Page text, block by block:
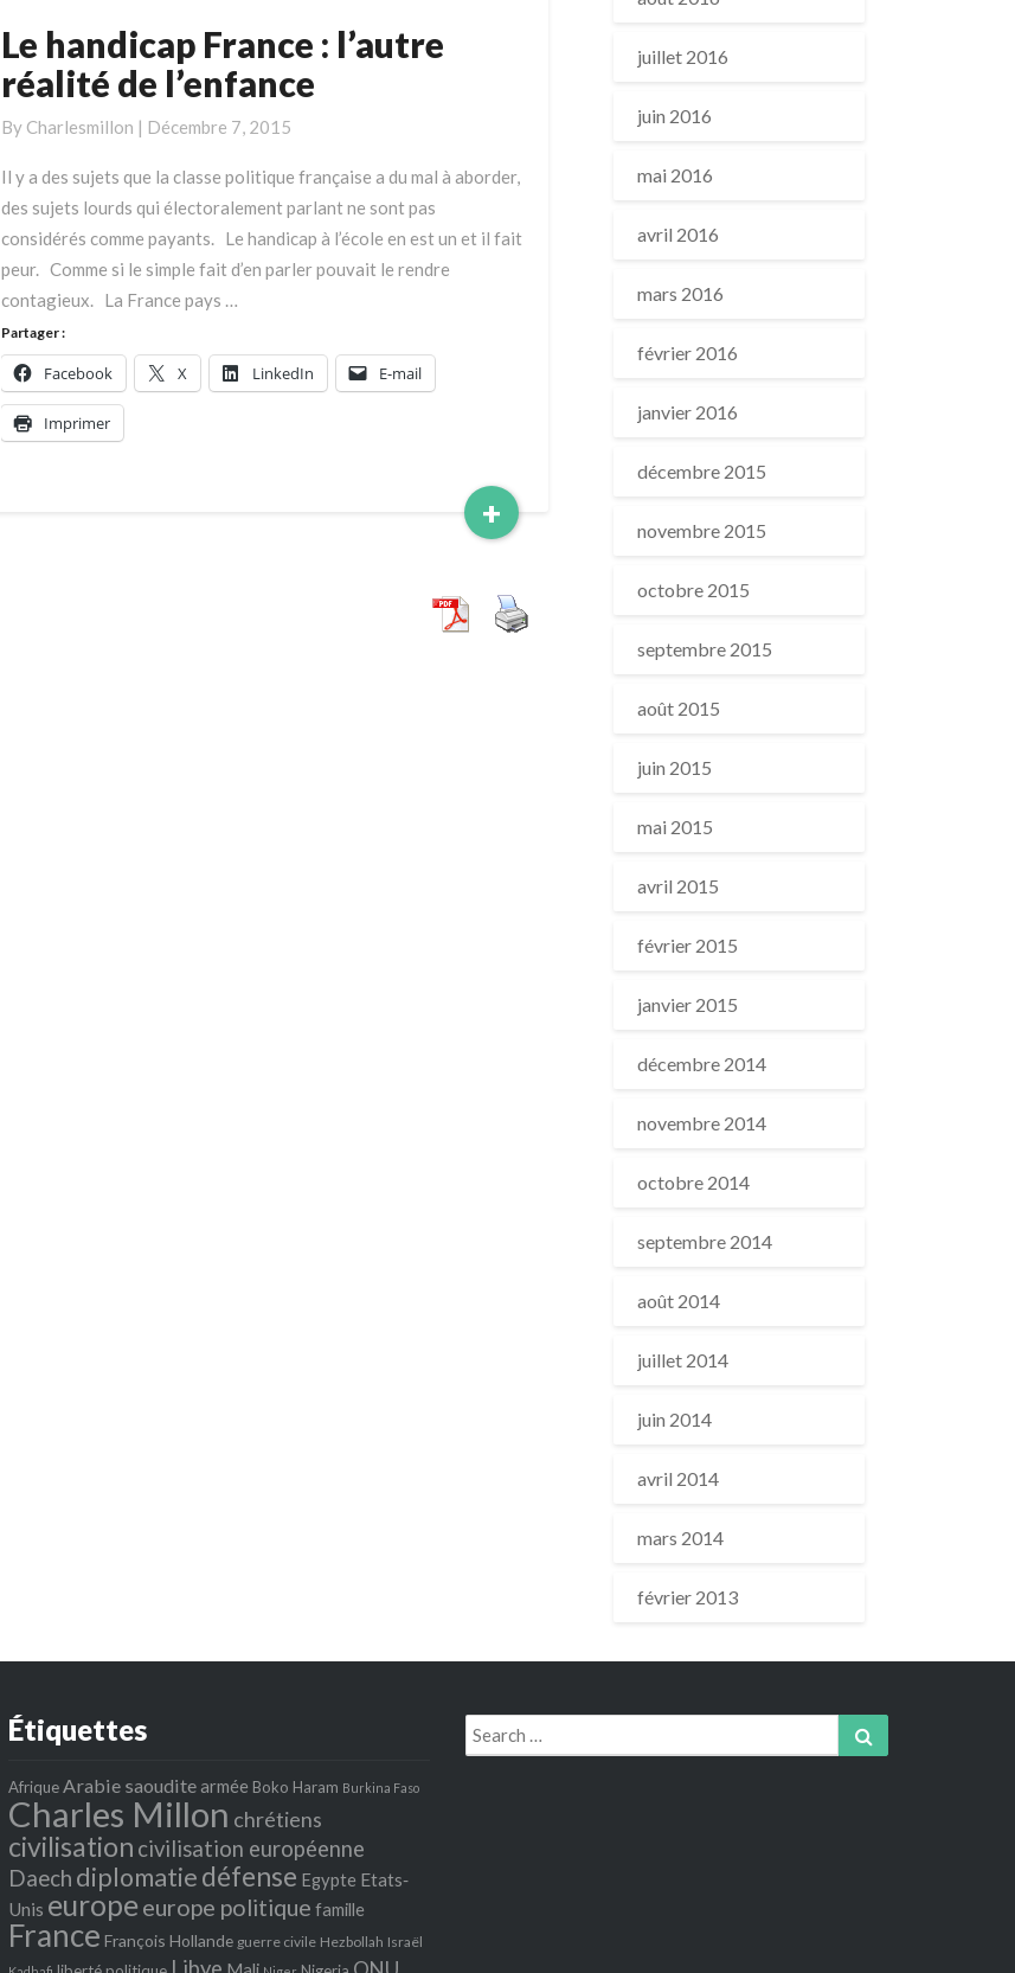
Le
handicap
France
:
réalité
de
l’enfance
Le handicap France : l’autre
réalité de l’enfance
By Charlesmillon | Décembre 7, 2015
Il y a des sujets que la classe politique française a du mal à aborder,
des sujets lourds qui électoralement parlant ne sont pas
considérés comme payants. Le handicap à l’école en est un et il fait
peur. Comme si le simple fait d’en parler pouvait le rendre
contagieux. La France pays …
+Read
More
Partager :
Facebook X LinkedIn E-mail
Imprimer
juillet 2016
juin 2016
mai 2016
avril 2016
mars 2016
février 2016
janvier 2016
décembre 2015
novembre 2015
octobre 2015
septembre 2015
août 2015
juin 2015
mai 2015
avril 2015
février 2015
janvier 2015
décembre 2014
novembre 2014
octobre 2014
septembre 2014
août 2014
juillet 2014
juin 2014
avril 2014
mars 2014
février 2013
Étiquettes
Afrique Arabie saoudite armée Boko Haram Burkina Faso
Charles Millon chrétiens
civilisation civilisation européenne
Daech diplomatiedéfense Egypte Etats‐
Unis europeeurope politique famille
France François Hollande guerre civile Hezbollah Israël
Search
for: